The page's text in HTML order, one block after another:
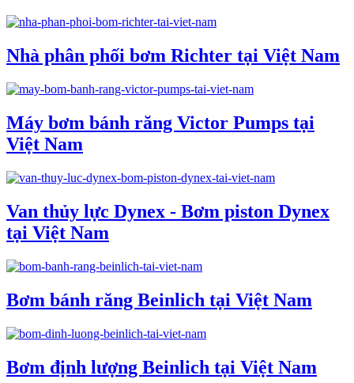
Nhà phân phối bơm Richter tại Việt Nam
Máy bơm bánh răng Victor Pumps tại
Việt Nam
Van thủy lực Dynex - Bơm piston Dynex
tại Việt Nam
Bơm bánh răng Beinlich tại Việt Nam
Bơm định lượng Beinlich tại Việt Nam